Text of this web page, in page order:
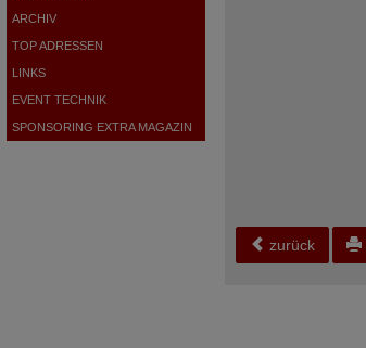
ARCHIV
TOP ADRESSEN
LINKS
EVENT TECHNIK
SPONSORING EXTRA MAGAZIN
zurück